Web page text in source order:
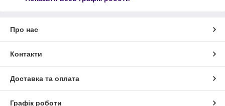
Про нас
Контакти
Доставка та оплата
Графік роботи